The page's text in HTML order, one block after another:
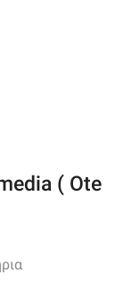
( Ote